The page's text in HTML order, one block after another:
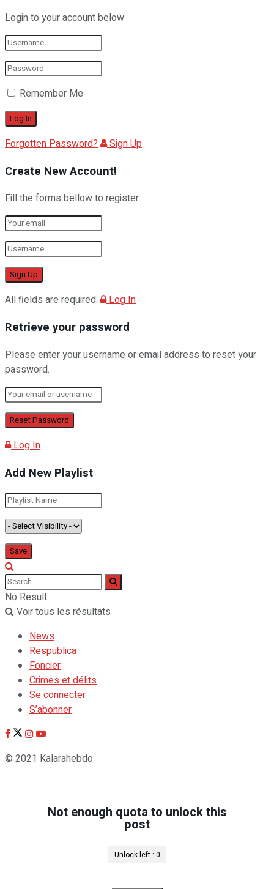
Login to your account below
Remember Me
Forgotten Password? Sign Up
Create New Account!
Fill the forms bellow to register
All fields are required. Log In
Retrieve your password
Please enter your username or email address to reset your
password.
Log In
Add New Playlist
No Result
Voir tous les résultats
News
Respublica
Foncier
Crimes et délits
Se connecter
S’abonner
© 2021 Kalarahebdo
Not enough quota to unlock this
post
Unlock left : 0